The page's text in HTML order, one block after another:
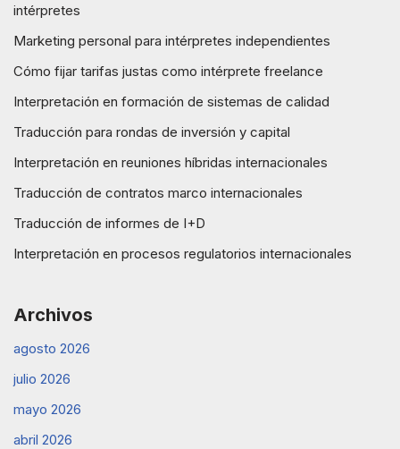
intérpretes
Marketing personal para intérpretes independientes
Cómo fijar tarifas justas como intérprete freelance
Interpretación en formación de sistemas de calidad
Traducción para rondas de inversión y capital
Interpretación en reuniones híbridas internacionales
Traducción de contratos marco internacionales
Traducción de informes de I+D
Interpretación en procesos regulatorios internacionales
Archivos
agosto 2026
julio 2026
mayo 2026
abril 2026